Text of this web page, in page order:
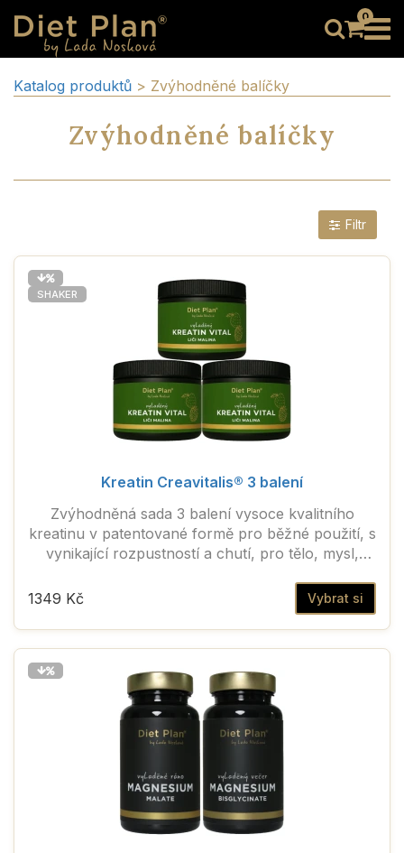
0
Katalog produktů > Zvýhodněné balíčky
Zvýhodněné balíčky
Filtr
vyLaděno
Bez laktózy
SHAKER
Kreatin Creavitalis® 3 balení
Zvýhodněná sada 3 balení vysoce kvalitního
kreatinu v patentované formě pro běžné použití, s
vynikající rozpustností a chutí, pro tělo, mysl,
Vybrat si
1349 Kč